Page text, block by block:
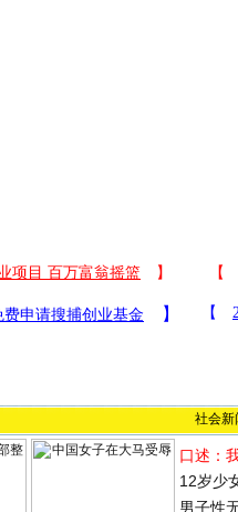
社会新
口述：
12岁少
男子性